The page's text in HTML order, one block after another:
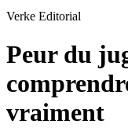
Verke Editorial
Peur du
vraiment